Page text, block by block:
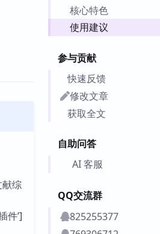
核心特色
使用建议
参与贡献
快速反馈
修改文章
获取全文
自助问答
AI 客服
QQ交流群
825255377
综
件’]